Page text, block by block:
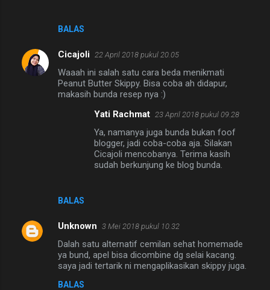
BALAS
Cicajoli 22 April 2018 pukul 20.05
Waaah ini salah satu cara beda menikmati
Peanut Butter Skippy. Bisa coba ah didapur,
makasih bunda resep nya :)
BALAS
Yati Rachmat 23 April 2018 pukul 09.28
Ya, namanya juga bunda bukan foof
blogger, jadi coba-coba aja. Silakan
Cicajoli mencobanya. Terima kasih
sudah berkunjung ke blog bunda.
Unknown 3 Mei 2018 pukul 10.32
Dalah satu alternatif cemilan sehat homemade
ya bund, apel bisa dicombine dg selai kacang.
saya jadi tertarik ni mengaplikasikan skippy juga.
BALAS